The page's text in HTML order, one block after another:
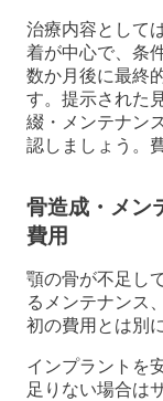
治療内容として
着が中心で、条
数か月後に最終
す。提示された
綴・メンテナン
認しましょう。
骨造成・メン
費用
顎の骨が不足し
るメンテナンス
初の費用とは別
インプラントを
足りない場合は